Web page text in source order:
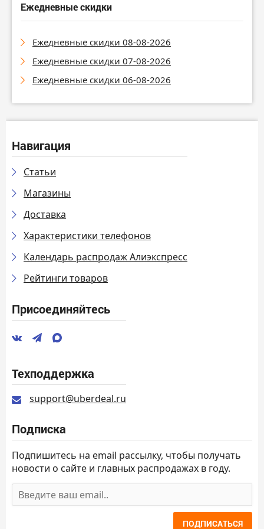
Ежедневные скидки
Ежедневные скидки 08-08-2026
Ежедневные скидки 07-08-2026
Ежедневные скидки 06-08-2026
Навигация
Статьи
Магазины
Доставка
Характеристики телефонов
Календарь распродаж Алиэкспресс
Рейтинги товаров
Присоединяйтесь
Техподдержка
support@uberdeal.ru
Подписка
Подпишитесь на email рассылку, чтобы получать
новости о сайте и главных распродажах в году.
ПОДПИСАТЬСЯ